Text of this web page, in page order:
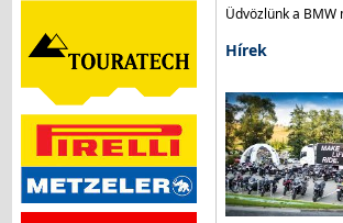
Üdvözlünk a
Hírek